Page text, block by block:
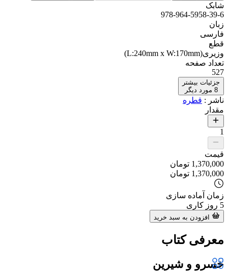
شابک
978-964-5958-39-6
زبان
فارسی
قطع
وزیری(L:240mm x W:170mm)
تعداد صفحه
527
جزئیات بیشتر
8 مورد دیگر
ناشر : قطره
مقدار
1
قیمت
1,370,000 تومان
1,370,000 تومان
زمان آماده سازی
5 روز کاری
افزودن به سبد خرید
معرفی کتاب
خسرو و شیرین